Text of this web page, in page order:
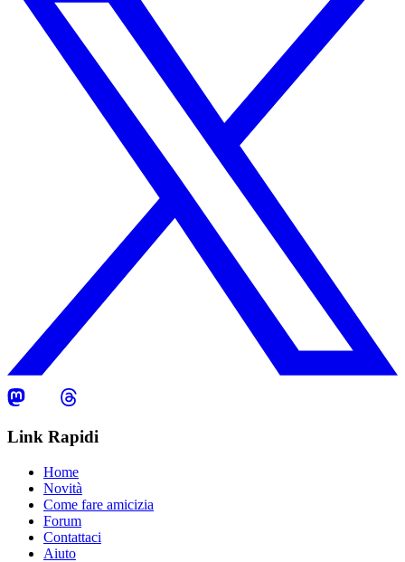
Link Rapidi
Home
Novità
Come fare amicizia
Forum
Contattaci
Aiuto